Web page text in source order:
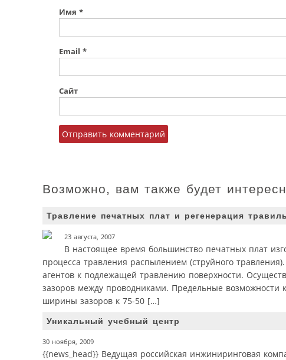
Имя *
Email *
Сайт
Возможно, вам также будет
Травление печатных плат и регенерация
23 августа, 2007
В настоящее время большинство печатных плат
процесса травления распылением (струйного
агентов к подлежащей травлению поверхности.
зазоров между проводниками. Предельные возможности
ширины зазоров к 75-50 […]
Уникальный учебный центр
30 ноября, 2009
{{news_head}} Ведущая российская инжиниринговая